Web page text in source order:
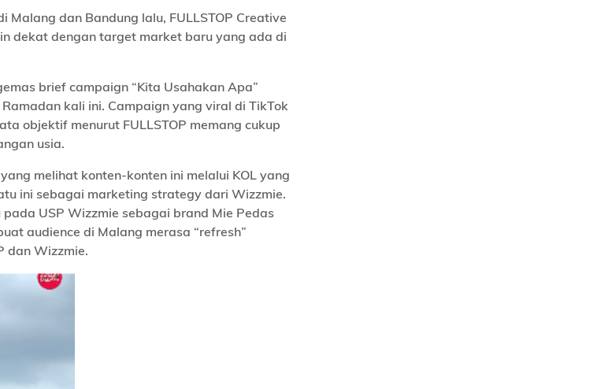
Malang dan Bandung lalu, FULLSTOP Creative
dekat dengan target market baru yang ada di
brief campaign “Kita Usahakan Apa”
kali ini. Campaign yang viral di TikTok
objektif menurut FULLSTOP memang cukup
usia.
melihat konten-konten ini melalui KOL yang
ini sebagai marketing strategy dari Wizzmie.
USP Wizzmie sebagai brand Mie Pedas
audience di Malang merasa “refresh”
dan Wizzmie.